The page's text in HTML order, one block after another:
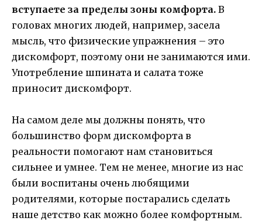
вступаете за пределы зоны комфорта. В
головах многих людей, например, засела
мысль, что физические упражнения – это
дискомфорт, поэтому они не занимаются ими.
Употребление шпината и салата тоже
приносит дискомфорт.
На самом деле мы должны понять, что
большинство форм дискомфорта в
реальности помогают нам становиться
сильнее и умнее. Тем не менее, многие из нас
были воспитаны очень любящими
родителями, которые постарались сделать
наше детство как можно более комфортным.